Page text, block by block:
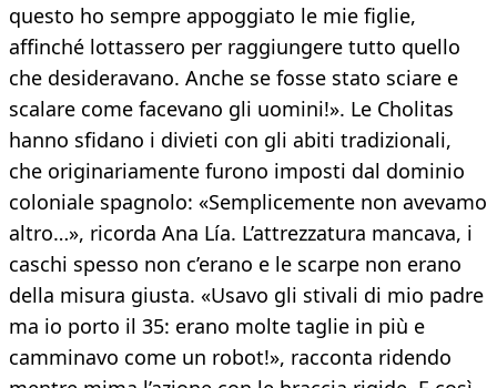
questo ho sempre appoggiato le mie figlie,
affinché lottassero per raggiungere tutto quello
che desideravano. Anche se fosse stato sciare e
scalare come facevano gli uomini!». Le Cholitas
hanno sfidano i divieti con gli abiti tradizionali,
che originariamente furono imposti dal dominio
coloniale spagnolo: «Semplicemente non avevamo
altro…», ricorda Ana Lía. L’attrezzatura mancava, i
caschi spesso non c’erano e le scarpe non erano
della misura giusta. «Usavo gli stivali di mio padre
ma io porto il 35: erano molte taglie in più e
camminavo come un robot!», racconta ridendo